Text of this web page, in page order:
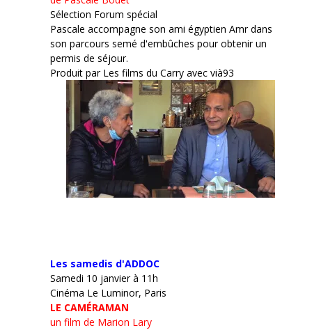
Sélection Forum spécial
Pascale accompagne son ami égyptien Amr dans
son parcours semé d'embûches pour obtenir un
permis de séjour.
Produit par Les films du Carry avec vià93
Les samedis d'ADDOC
Samedi 10 janvier à 11h
Cinéma Le Luminor, Paris
LE CAMÉRAMAN
un film de Marion Lary